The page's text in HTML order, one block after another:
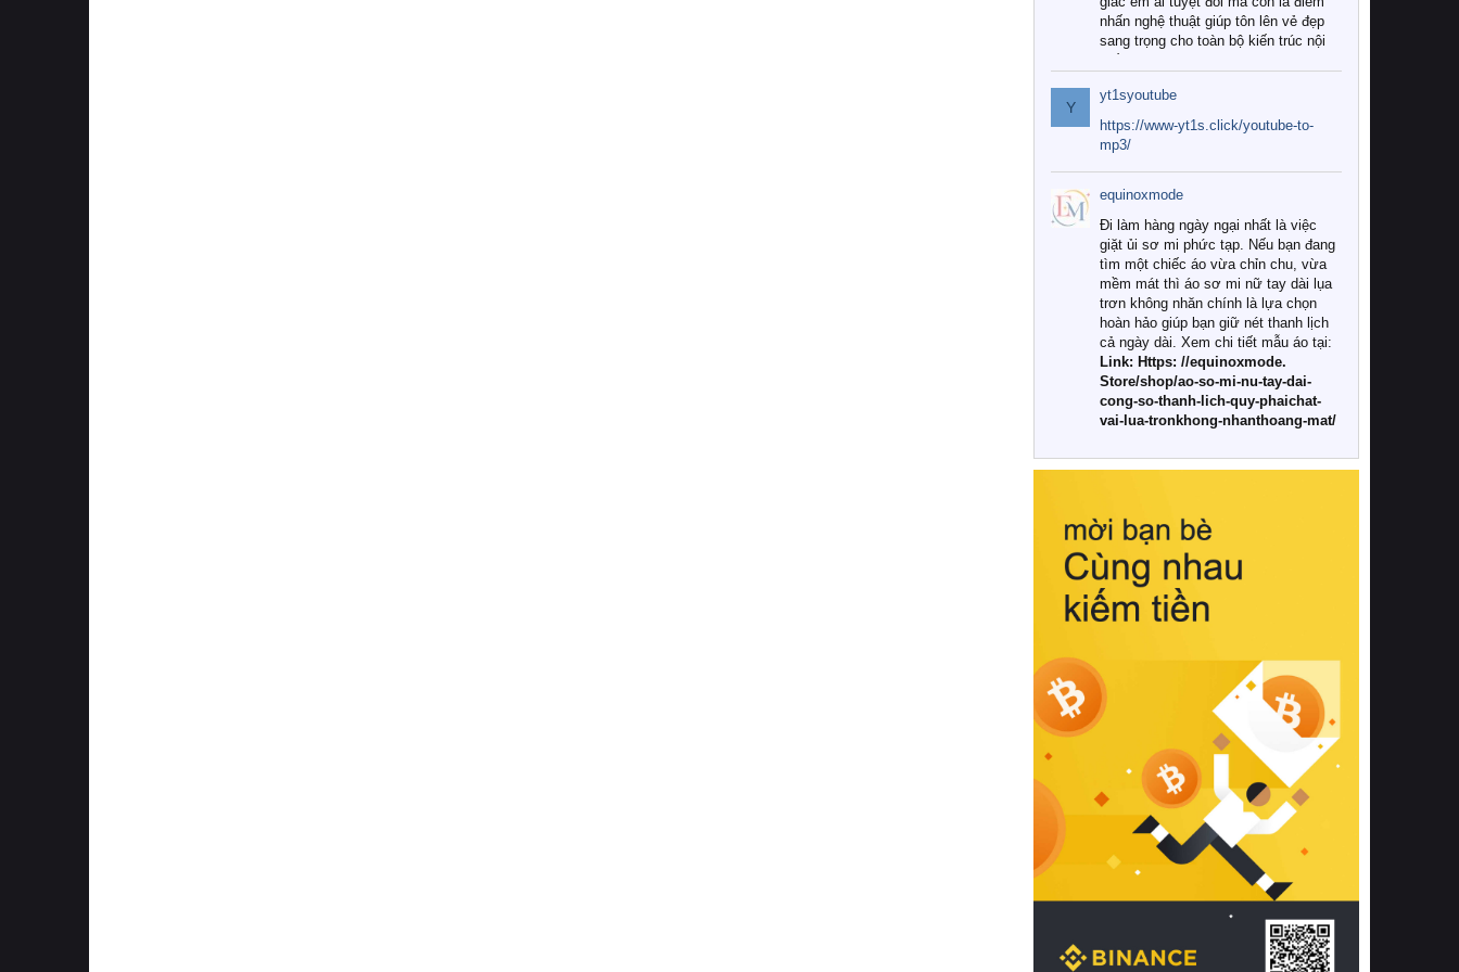
nhấn nghệ thuật giúp tôn lên vẻ đẹp
sang trọng cho toàn bộ kiến trúc nội
Tuy nhiên, giữa thị trường đa dạng
với vô vàn thương hiệu và mẫu mã
như hiện nay, làm thế nào để chọn
được những bộ chăn ga gối đệm cao
cấp thực sự chất lượng, phù hợp với
khí hậu và nhu cầu sử dụng của gia
đình? Hãy cùng chúng tôi đi tìm lời
giải đáp chi tiết qua bài viết dưới đây.
1. Tại sao các gia đình hiện đại lại ưa
chuộng chăn ga gối đệm cao cấp?
Khác với các dòng sản phẩm thông
thường, những bộ chăn ga gối đệm
cao cấp trải qua quy trình sản xuất
nghiêm ngặt từ khâu chọn lọc nguyên
liệu tự nhiên đến công nghệ dệt
nhuộm hiện đại không chứa hóa chất
này, bạn sẽ cảm nhận rõ rệt sự khác
hồi chuẩn xác của phần đệm nâng đỡ
cột sống.
Bên cạnh đó, việc lựa chọn các dòng
sản phẩm đạt chuẩn chất lượng quốc
tế còn giúp ngăn ngừa tình trạng kích
khuẩn và nấm mốc trong điều kiện
thời tiết nóng ẩm. Bạn có thể tìm hiểu
thêm các nghiên cứu khoa học về tác
động của giấc ngủ và môi trường
phòng ngủ đối với sức khỏe con
người tại Sleep Foundation (External
Link) để có cái nhìn toàn diện hơn.
2. Các tiêu chí vàng khi lựa chọn
chăn ga gối đệm cao cấp cho phòng
ngủ
Để sở hữu một bộ chăn ga gối đệm
cao cấp hoàn hảo cả về thẩm mỹ lẫn
công năng, người tiêu dùng cần cân
nhắc kỹ lưỡng các tiêu chí quan trọng
Y
yt1syoutube
https://www-yt1s.click/youtube-to-
mp3/
equinoxmode
Đi làm hàng ngày ngại nhất là việc
giặt ủi sơ mi phức tạp. Nếu bạn đang
tìm một chiếc áo vừa chỉn chu, vừa
mềm mát thì áo sơ mi nữ tay dài lụa
trơn không nhăn chính là lựa chọn
hoàn hảo giúp bạn giữ nét thanh lịch
cả ngày dài. Xem chi tiết mẫu áo tại:
Link: Https: //equinoxmode.
Store/shop/ao-so-mi-nu-tay-dai-
cong-so-thanh-lich-quy-phaichat-
vai-lua-tronkhong-nhanthoang-mat/